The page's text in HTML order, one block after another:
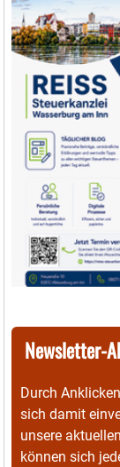
Newsletter-
Durch
sich damit
unsere
können sich